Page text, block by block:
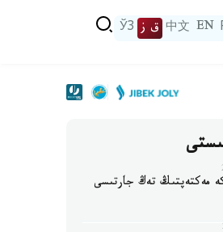
EN
中文 ق ز ЎЗ
32 جەكە مەكتەپتىڭ تەڭ جارتىسى